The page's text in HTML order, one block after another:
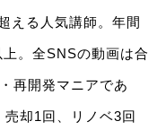
える人気講師。年間
。全SNSの動画は合
再開発マニアであ
却1回、リノベ3回